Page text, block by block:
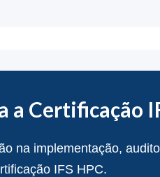
a Certificação
na implementação,
IFS HPC.